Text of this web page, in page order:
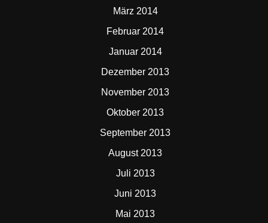
März 2014
Februar 2014
Januar 2014
Dezember 2013
November 2013
Oktober 2013
September 2013
August 2013
Juli 2013
Juni 2013
Mai 2013